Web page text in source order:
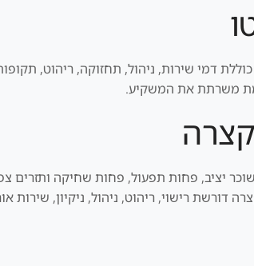
דמי שירות, ניהול, תחזוקה, ריהוט,
משרתת את המשקיע.
יציב, פחות תפעול, פחות שחיקה ותזרים
רישוי, ריהוט, ניהול, ניקיון, שירות